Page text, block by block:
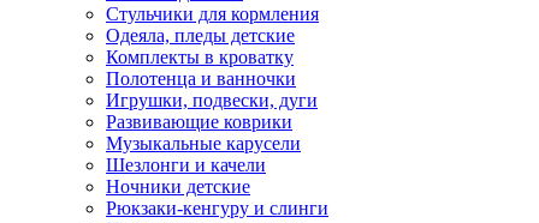
Стульчики для кормления
Одеяла, пледы детские
Комплекты в кроватку
Полотенца и ванночки
Игрушки, подвески, дуги
Развивающие коврики
Музыкальные карусели
Шезлонги и качели
Ночники детские
Рюкзаки-кенгуру и слинги